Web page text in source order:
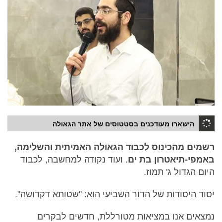
הישארו מעודכנים בסטטוסים של אתר הגאולה
רשמים מהכינוס לכבוד הגאולה האמיתית והשלימה,
באמפי-תיאטרון בת ים. ועוד נקודה למחשבה, לכבוד
היום הגדול ג' תמוז.
יסוד היסודות של הדור השביעי הוא: "שטותא דקדושה".
נמצאים אנו במציאות מטורללת, חדשים לבקרים